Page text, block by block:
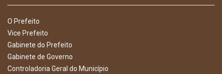
O Prefeito
Vice Prefeito
Gabinete do Prefeito
Gabinete de Governo
Controladoria Geral do Município